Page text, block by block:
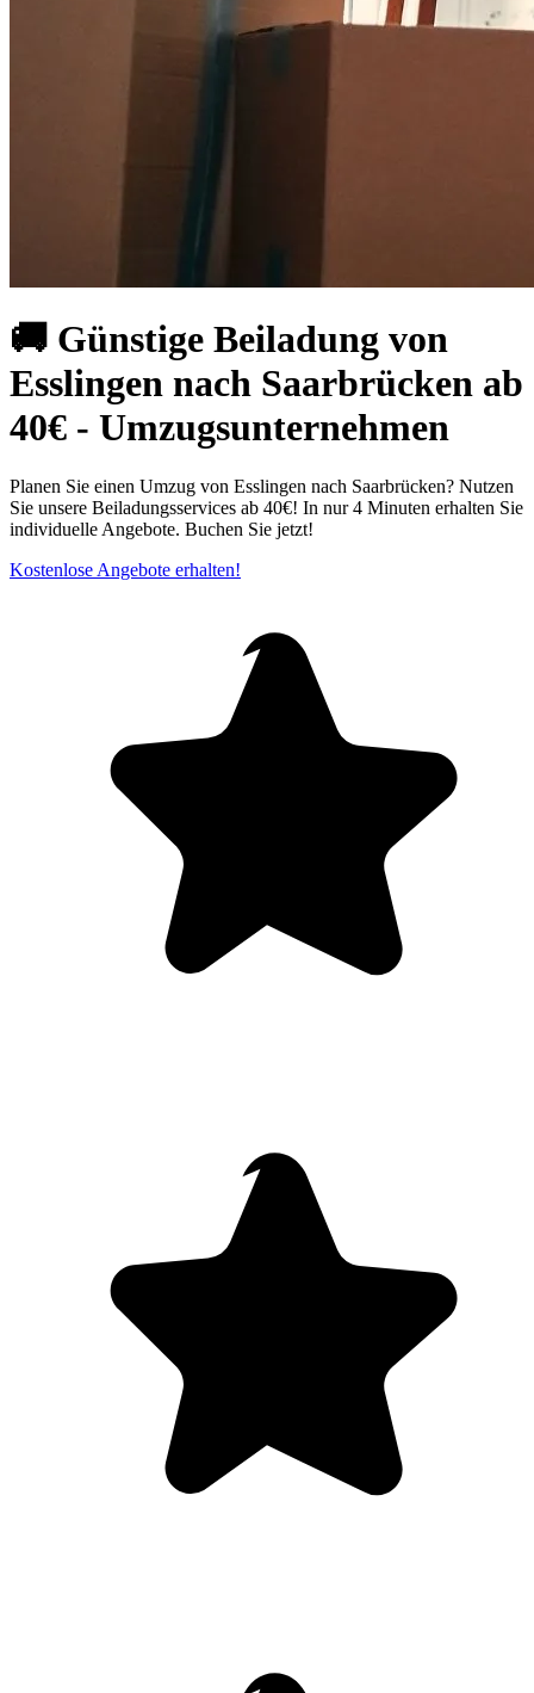
🚚 Günstige Beiladung von
Esslingen nach Saarbrücken ab
40€ - Umzugsunternehmen
Planen Sie einen Umzug von Esslingen nach Saarbrücken? Nutzen
Sie unsere Beiladungsservices ab 40€! In nur 4 Minuten erhalten Sie
individuelle Angebote. Buchen Sie jetzt!
Kostenlose Angebote erhalten!